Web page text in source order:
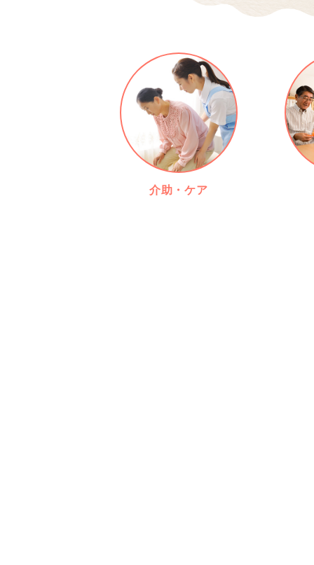
介助・ケア